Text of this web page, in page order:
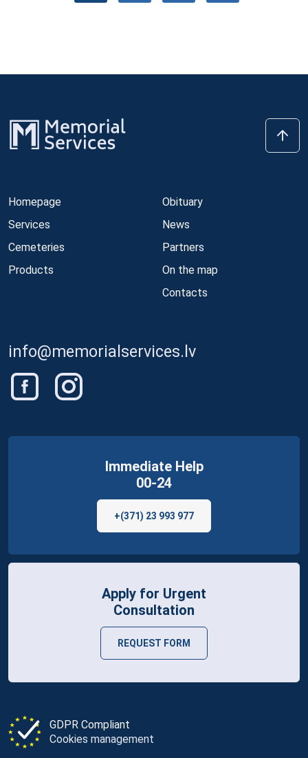
Homepage
Services
Cemeteries
Products
Obituary
News
Partners
On the map
Contacts
info@memorialservices.lv
GDPR Compliant
Cookies management
Immediate Help
00-24
+(371) 23 993 977
Apply for Urgent
Consultation
REQUEST FORM